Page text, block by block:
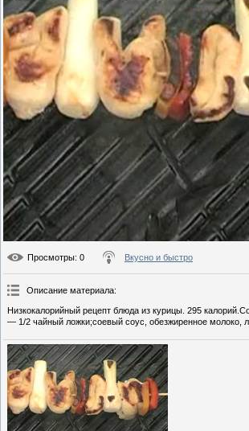
Просмотры: 0 Вкусно и быстро
Описание материала:
Низкокалорийный рецепт блюда из курицы. 295
— 1/2 чайный ложки;соевый соус, обезжиренное молоко,